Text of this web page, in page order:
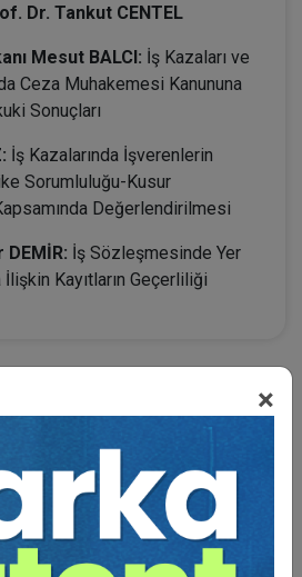
×
Dr. Tankut CENTEL
Mesut BALCI: İş Kazaları ve
Ceza Muhakemesi Kanununa
Sonuçları
İş Kazalarında İşverenlerin
Sorumluluğu-Kusur
Değerlendirilmesi
DEMİR: İş Sözleşmesinde Yer
Kayıtların Geçerliliği
Ol: Sadece 5490 TL / Yıllık